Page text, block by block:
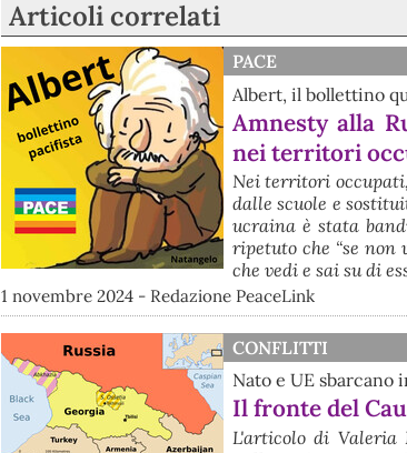
Articoli correlati
PACE
Albert, il bollettino
Amnesty alla
nei territori
Nei territori
dalle scuole e
ucraina è stata
ripetuto che “se
che vedi e sai su di
1 novembre 2024 - Redazione PeaceLink
CONFLITTI
Nato e UE sbarcano
Il fronte del
L'articolo di Valeria